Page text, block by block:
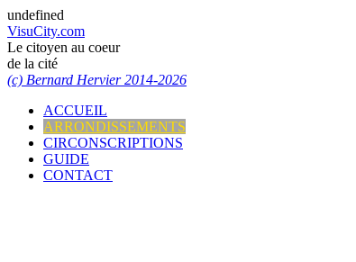
undefined
VisuCity.com
Le citoyen au coeur
de la cité
(c) Bernard Hervier 2014-2026
ACCUEIL
ARRONDISSEMENTS
CIRCONSCRIPTIONS
GUIDE
CONTACT